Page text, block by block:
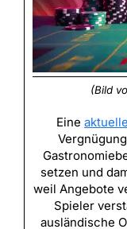
(Bild
Eine
setzen und
weil Angebote
Spieler
ausländische